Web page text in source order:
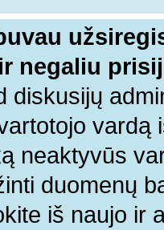
negaliu
diskusijų
vardą
neaktyvūs
duomenų
iš naujo ir